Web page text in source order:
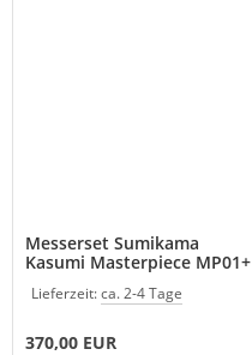
Messerset Sumikama
Kasumi Masterpiece MP01+
Lieferzeit:ca. 2-4 Tage
370,00 EUR